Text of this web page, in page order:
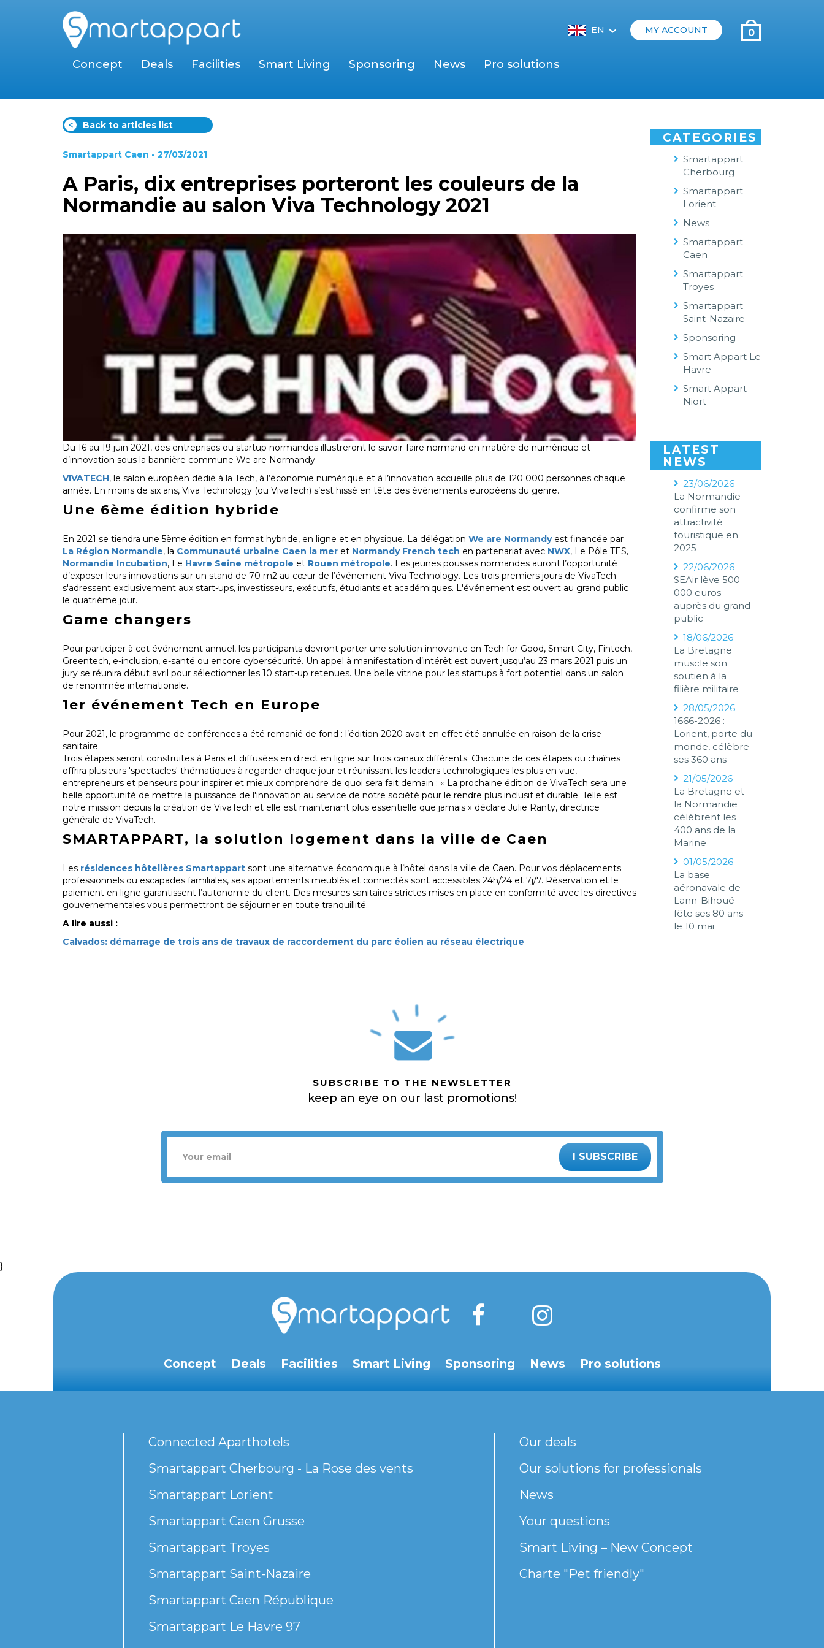
EN‹ MY ACCOUNT 0
Concept Deals Facilities Smart Living Sponsoring News Pro solutions
< Back to articles list
Smartappart Caen - 27/03/2021
A Paris, dix entreprises porteront les couleurs de la
Normandie au salon Viva Technology 2021
Du 16 au 19 juin 2021, des entreprises ou startup normandes illustreront le savoir-faire normand en matière de numérique et
d’innovation sous la bannière commune We are Normandy
VIVATECH, le salon européen dédié à la Tech, à l’économie numérique et à l’innovation accueille plus de 120 000 personnes chaque
année. En moins de six ans, Viva Technology (ou VivaTech) s’est hissé en tête des événements européens du genre.
Une 6ème édition hybride
En 2021 se tiendra une 5ème édition en format hybride, en ligne et en physique. La délégation We are Normandyest financée par
La Région Normandie, la Communauté urbaine Caen la mer et Normandy French tech en partenariat avec NWX, Le Pôle TES,
Normandie Incubation, Le Havre Seine métropole et Rouen métropole. Les jeunes pousses normandes auront l’opportunité
d’exposer leurs innovations sur un stand de 70 m2 au cœur de l’événement Viva Technology. Les trois premiers jours de VivaTech
s'adressent exclusivement aux start-ups, investisseurs, exécutifs, étudiants et académiques. L'événement est ouvert au grand public
le quatrième jour.
Game changers
Pour participer à cet événement annuel, les participants devront porter une solution innovante en Tech for Good, Smart City, Fintech,
Greentech, e-inclusion, e-santé ou encore cybersécurité. Un appel à manifestation d’intérêt est ouvert jusqu’au 23 mars 2021 puis un
jury se réunira début avril pour sélectionner les 10 start-up retenues. Une belle vitrine pour les startups à fort potentiel dans un salon
de renommée internationale.
1er événement Tech en Europe
Pour 2021, le programme de conférences a été remanié de fond : l’édition 2020 avait en effet été annulée en raison de la crise
sanitaire.
Trois étapes seront construites à Paris et diffusées en direct en ligne sur trois canaux différents. Chacune de ces étapes ou chaînes
offrira plusieurs 'spectacles' thématiques à regarder chaque jour et réunissant les leaders technologiques les plus en vue,
entrepreneurs et penseurs pour inspirer et mieux comprendre de quoi sera fait demain : « La prochaine édition de VivaTech sera une
belle opportunité de mettre la puissance de l'innovation au service de notre société pour le rendre plus inclusif et durable. Telle est
notre mission depuis la création de VivaTech et elle est maintenant plus essentielle que jamais » déclare Julie Ranty, directrice
générale de VivaTech.
SMARTAPPART, la solution logement dans la ville de Caen
Les résidences hôtelières Smartappart sont une alternative économique à l’hôtel dans la ville de Caen. Pour vos déplacements
professionnels ou escapades familiales, ses appartements meublés et connectés sont accessibles 24h/24 et 7j/7. Réservation et le
paiement en ligne garantissent l’autonomie du client. Des mesures sanitaires strictes mises en place en conformité avec les directives
gouvernementales vous permettront de séjourner en toute tranquillité.
A lire aussi :
Calvados: démarrage de trois ans de travaux de raccordement du parc éolien au réseau électrique
CATEGORIES
Smartappart
Cherbourg
Smartappart
Lorient
News
Smartappart
Caen
Smartappart
Troyes
Smartappart
Saint-Nazaire
Sponsoring
Smart Appart Le
Havre
Smart Appart
Niort
LATEST
NEWS
23/06/2026
La Normandie
confirme son
attractivité
touristique en
2025
22/06/2026
SEAir lève 500
000 euros
auprès du grand
public
18/06/2026
La Bretagne
muscle son
soutien à la
filière militaire
28/05/2026
1666-2026 :
Lorient, porte du
monde, célèbre
ses 360 ans
21/05/2026
La Bretagne et
la Normandie
célèbrent les
400 ans de la
Marine
01/05/2026
La base
aéronavale de
Lann-Bihoué
fête ses 80 ans
le 10 mai
SUBSCRIBE TO THE NEWSLETTER
keep an eye on our last promotions!
I SUBSCRIBE
}
Concept Deals Facilities Smart Living Sponsoring News Pro solutions
Connected Aparthotels
Smartappart Cherbourg - La Rose des vents
Smartappart Lorient
Smartappart Caen Grusse
Smartappart Troyes
Smartappart Saint-Nazaire
Smartappart Caen République
Smartappart Le Havre 97
Our deals
Our solutions for professionals
News
Your questions
Smart Living – New Concept
Charte "Pet friendly"